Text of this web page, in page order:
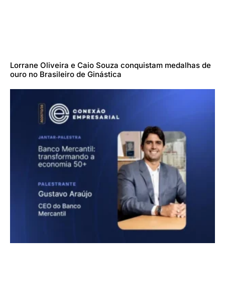
Lorrane Oliveira e Caio Souza conquistam medalhas de
ouro no Brasileiro de Ginástica